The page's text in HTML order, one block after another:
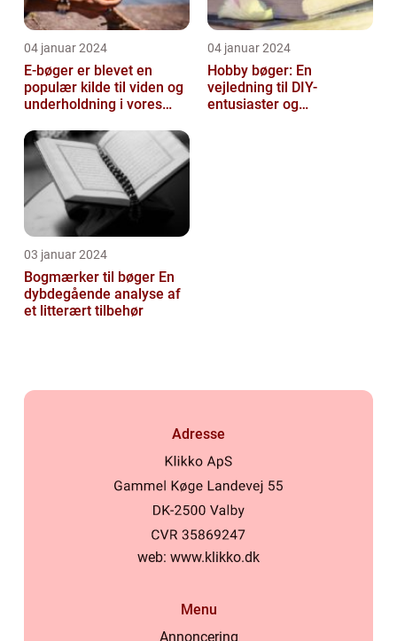
04 januar 2024
E-bøger er blevet en
populær kilde til viden og
underholdning i vores
04 januar 2024
Hobby bøger: En
vejledning til DIY-
entusiaster og
03 januar 2024
Bogmærker til bøger En
dybdegående analyse af
et litterært tilbehør
Adresse
web: www.klikko.dk
Menu
Annoncering